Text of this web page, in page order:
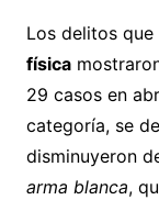
Los delitos
física
29 casos en
categoría, se
disminuyeron
arma blanca,